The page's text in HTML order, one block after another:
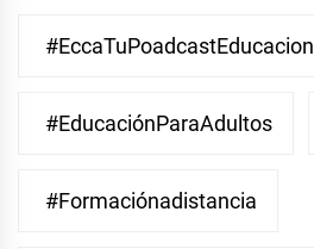
#EccaTuPoadcastEducacion
#EducaciónParaAdultos
#Formaciónadistancia